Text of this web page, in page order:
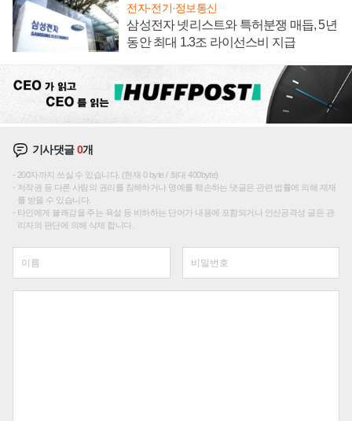
전자·전기·정보통신
삼성전자 넷리스트와 특허분쟁 매듭, 5년
동안 최대 1.3조 라이선스비 지급
기사댓글0개
200자까지 쓰실 수 있습니다. (현재 0 byte / 최대 400byte)
저작권 등 다른 사람의 권리를 침해하거나 명예를 훼손하는 댓글은 관련 법률에 의해 제재
를 받을 수 있습니다.
타인에게 불쾌감을 주는 욕설 등 비하하는 단어가 내용에 포함되거나 인신공격성 글은 관
리자의 판단에 의해 삭제 합니다.